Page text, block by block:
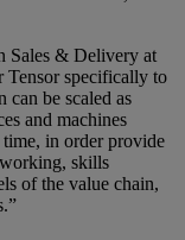
Sales & Delivery at
Tensor specifically to
can be scaled as
and machines
in order provide
skills
of the value chain,